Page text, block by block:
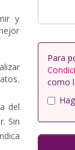
y
del
Sin
Para
como